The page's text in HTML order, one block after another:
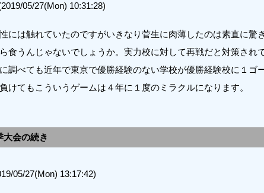
05/27(Mon) 10:31:28)
には触れていたのですがいきなり菅生に肉薄したのは素直に
食うんじゃないでしょうか。実力校に対して再戦だと対策さ
調べても近年で東京で優勝経験のない学校が優勝経験校に１
けてもこういうゲームは４年に１度のミラクルになります。
大会の続き
05/27(Mon) 13:17:42)